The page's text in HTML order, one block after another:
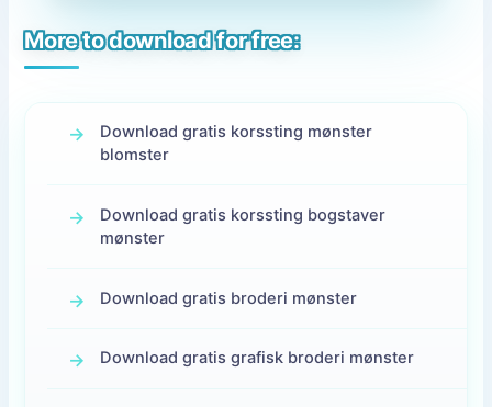
More to download for free:
Download gratis korssting mønster
blomster
Download gratis korssting bogstaver
mønster
Download gratis broderi mønster
Download gratis grafisk broderi mønster